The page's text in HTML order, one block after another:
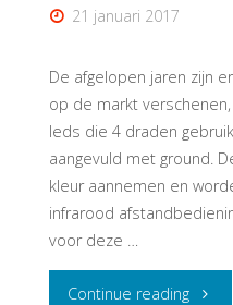
21 januari 2017
De afgelopen jaren zijn
op de markt
leds die 4 draden
aangevuld met ground.
kleur aannemen en
infrarood
voor deze …
Continue reading